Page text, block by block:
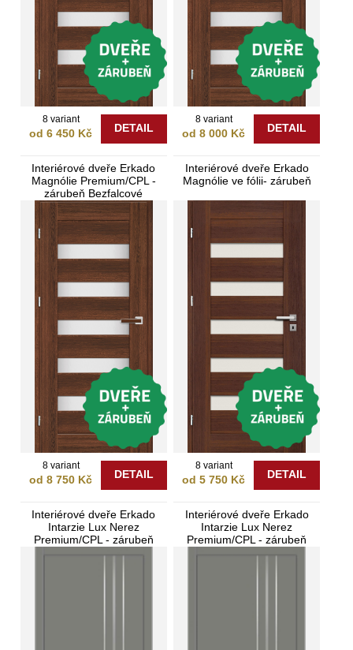
8 variant
od 6 450 Kč DETAIL
8 variant
od 8 000 Kč DETAIL
Interiérové dveře Erkado
Magnólie Premium/CPL -
zárubeň Bezfalcové
8 variant
od 8 750 Kč DETAIL
Interiérové dveře Erkado
Magnólie ve fólii- zárubeň
8 variant
od 5 750 Kč DETAIL
Interiérové dveře Erkado
Intarzie Lux Nerez
Premium/CPL - zárubeň
Interiérové dveře Erkado
Intarzie Lux Nerez
Premium/CPL - zárubeň